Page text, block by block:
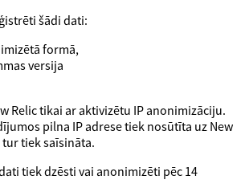
šādi dati:
formā,
versija
Relic tikai ar aktivizētu IP anonimizāciju.
pilna IP adrese tiek nosūtīta uz New
tur tiek saīsināta.
tiek dzēsti vai anonimizēti pēc 14